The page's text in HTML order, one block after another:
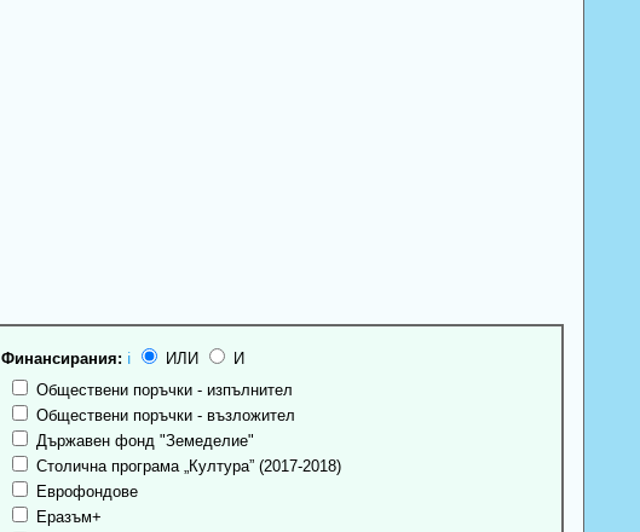
Финансирания: ℹ ИЛИ
И
Обществени поръчки - изпълнител
Обществени поръчки - възложител
Държавен фонд "Земеделие"
Столична програма „Култура” (2017-2018)
Еврофондове
Еразъм+